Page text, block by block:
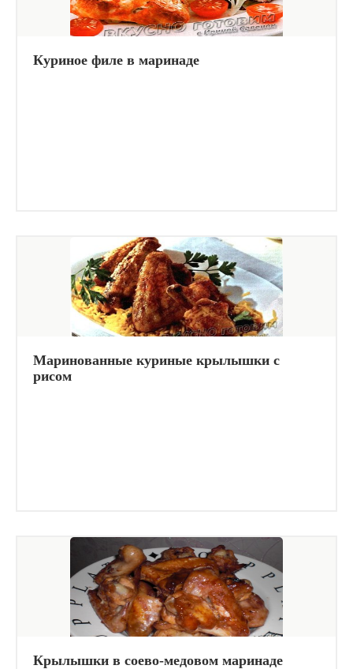
Куриное филе в маринаде
Маринованные куриные крылышки с
рисом
Крылышки в соево-медовом маринаде